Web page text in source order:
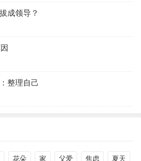
成领导？
整理自己
花朵 家 父爱 焦虑 夏天